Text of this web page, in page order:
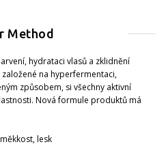
Method
hydrataci vlasů a zklidnění
na hyperfermentaci,
způsobem, si všechny aktivní
Nová formule produktů má
lesk